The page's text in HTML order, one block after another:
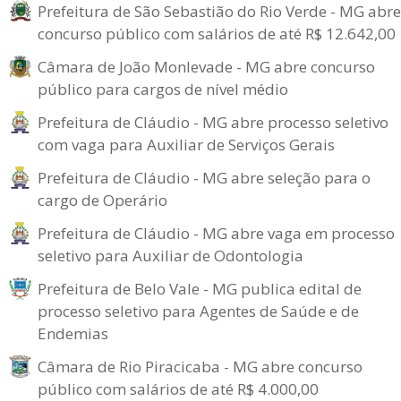
Prefeitura de São Sebastião do Rio Verde - MG abre
concurso público com salários de até R$ 12.642,00
Câmara de João Monlevade - MG abre concurso
público para cargos de nível médio
Prefeitura de Cláudio - MG abre processo seletivo
com vaga para Auxiliar de Serviços Gerais
Prefeitura de Cláudio - MG abre seleção para o
cargo de Operário
Prefeitura de Cláudio - MG abre vaga em processo
seletivo para Auxiliar de Odontologia
Prefeitura de Belo Vale - MG publica edital de
processo seletivo para Agentes de Saúde e de
Endemias
Câmara de Rio Piracicaba - MG abre concurso
público com salários de até R$ 4.000,00